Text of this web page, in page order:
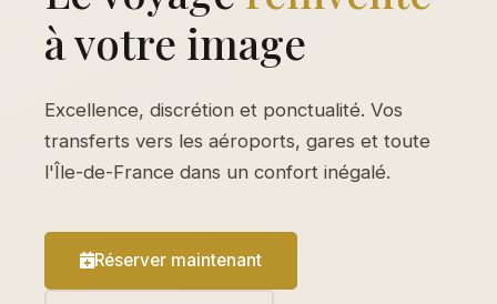
à votre image
Excellence, discrétion et ponctualité. Vos
transferts vers les aéroports, gares et toute
l'Île-de-France dans un confort inégalé.
Réserver maintenant